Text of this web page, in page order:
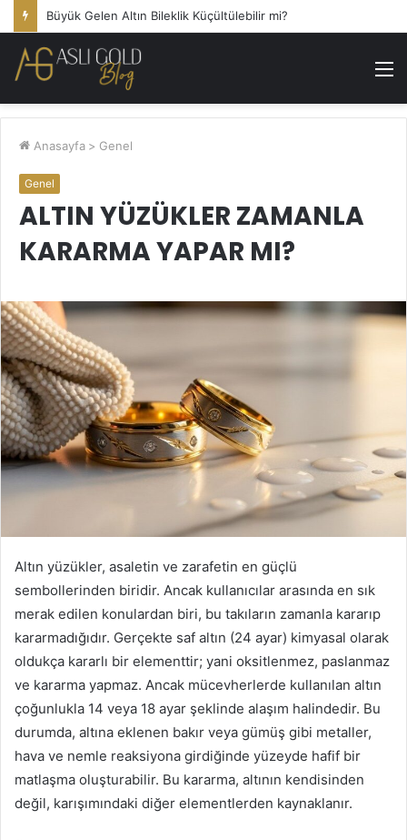
Büyük Gelen Altın Bileklik Küçültülebilir mi?
Anasayfa > Genel
Genel
ALTIN YÜZÜKLER ZAMANLA
KARARMA YAPAR MI?
Altın yüzükler, asaletin ve zarafetin en güçlü
sembollerinden biridir. Ancak kullanıcılar arasında en sık
merak edilen konulardan biri, bu takıların zamanla kararıp
kararmadığıdır. Gerçekte saf altın (24 ayar) kimyasal olarak
oldukça kararlı bir elementtir; yani oksitlenmez, paslanmaz
ve kararma yapmaz. Ancak mücevherlerde kullanılan altın
çoğunlukla 14 veya 18 ayar şeklinde alaşım halindedir. Bu
durumda, altına eklenen bakır veya gümüş gibi metaller,
hava ve nemle reaksiyona girdiğinde yüzeyde hafif bir
matlaşma oluşturabilir. Bu kararma, altının kendisinden
değil, karışımındaki diğer elementlerden kaynaklanır.